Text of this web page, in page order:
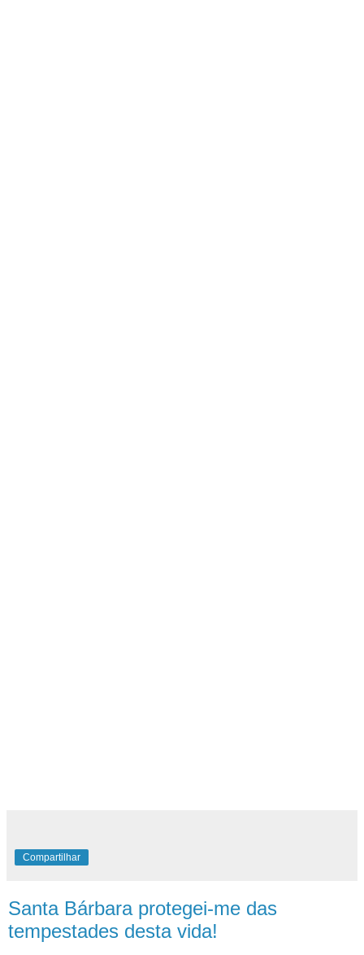
Compartilhar
Santa Bárbara protegei-me das
tempestades desta vida!